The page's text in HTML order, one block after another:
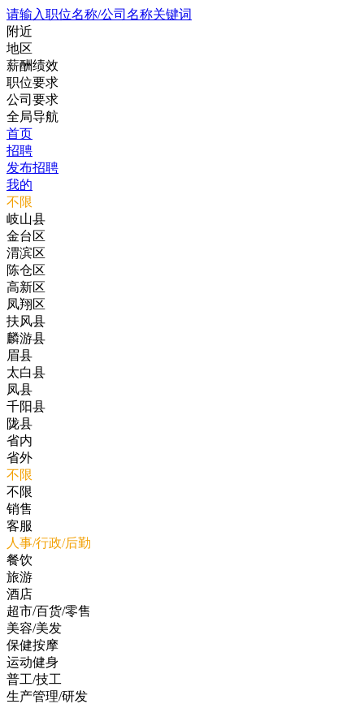
请输入职位名称/公司名称关键词
附近
地区
薪酬绩效
职位要求
公司要求
全局导航
首页
招聘
发布招聘
我的
不限
岐山县
金台区
渭滨区
陈仓区
高新区
凤翔区
扶风县
麟游县
眉县
太白县
凤县
千阳县
陇县
省内
省外
不限
不限
销售
客服
人事/行政/后勤
餐饮
旅游
酒店
超市/百货/零售
美容/美发
保健按摩
运动健身
普工/技工
生产管理/研发